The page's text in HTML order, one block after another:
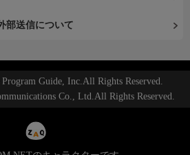
部送信について
Guide, Inc.All Rights Reserved.
Co., Ltd.All Rights Reserved.